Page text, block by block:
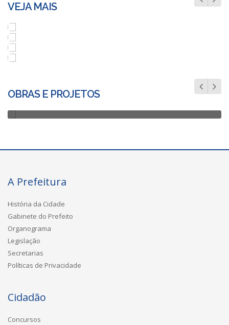
VEJA MAIS
OBRAS E PROJETOS
Pavimentação Rural da Estrada Boré
A Prefeitura
História da Cidade
Gabinete do Prefeito
Organograma
Legislação
Secretarias
Políticas de Privacidade
Cidadão
Concursos